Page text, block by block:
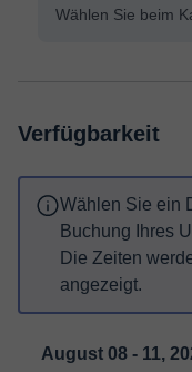
Wählen Sie beim
Verfügbarkeit
Wählen Sie ein
Buchung Ihres
Die Zeiten
angezeigt.
August 08 - 11,